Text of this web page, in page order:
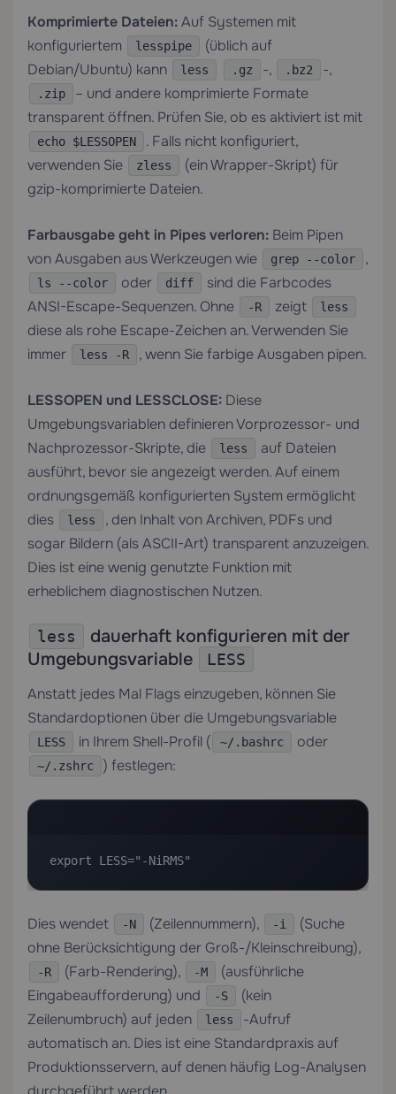
Komprimierte Dateien:Auf Systemen mit
konfiguriertem
lesspipe
(üblich auf
Debian/Ubuntu) kann
less .gz -, .bz2 -,
.zip
– und andere komprimierte Formate
transparent öffnen. Prüfen Sie, ob es aktiviert ist mit
echo $LESSOPEN
. Falls nicht konfiguriert,
verwenden Sie
zless
(ein Wrapper-Skript) für
gzip-komprimierte Dateien.
Farbausgabe geht in Pipes verloren: Beim Pipen
von Ausgaben aus Werkzeugen wie
grep --color ,
ls --color oder diff
sind die Farbcodes
ANSI-Escape-Sequenzen. Ohne
-R zeigt less
diese als rohe Escape-Zeichen an. Verwenden Sie
immer
less -R , wenn Sie farbige Ausgaben pipen.
LESSOPEN und LESSCLOSE: Diese
Umgebungsvariablen definieren Vorprozessor- und
Nachprozessor-Skripte, die
less
auf Dateien
ausführt, bevor sie angezeigt werden. Auf einem
ordnungsgemäß konfigurierten System ermöglicht
dies
less
, den Inhalt von Archiven, PDFs und
sogar Bildern (als ASCII-Art) transparent anzuzeigen.
Dies ist eine wenig genutzte Funktion mit
erheblichem diagnostischen Nutzen.
less
dauerhaft konfigurieren mit der
Umgebungsvariable
LESS
Anstatt jedes Mal Flags einzugeben, können Sie
Standardoptionen über die Umgebungsvariable
LESS in Ihrem Shell-Profil ( ~/.bashrc oder
~/.zshrc ) festlegen:
export LESS="-NiRMS"
Dies wendet -N (Zeilennummern), -i
(Suche
ohne Berücksichtigung der Groß-/Kleinschreibung),
-R (Farb-Rendering), -M
(ausführliche
Eingabeaufforderung) und
-S
(kein
Zeilenumbruch) auf jeden
less
-Aufruf
automatisch an. Dies ist eine Standardpraxis auf
Produktionsservern, auf denen häufig Log-Analysen